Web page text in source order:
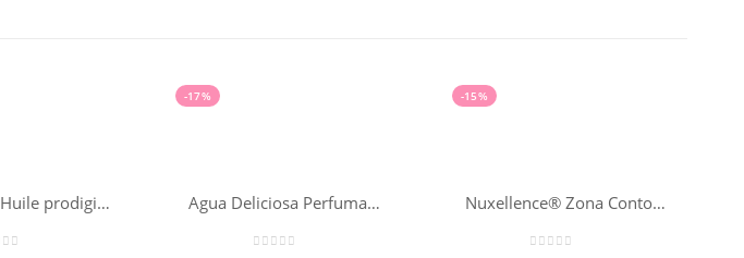
Aceite seco Huile prodigieuse® NUXE 50ml
-17%
Agua Deliciosa Perfumada NUXE 100ml
-15%
Nuxellence® Zona Contorno de Ojos 15ml